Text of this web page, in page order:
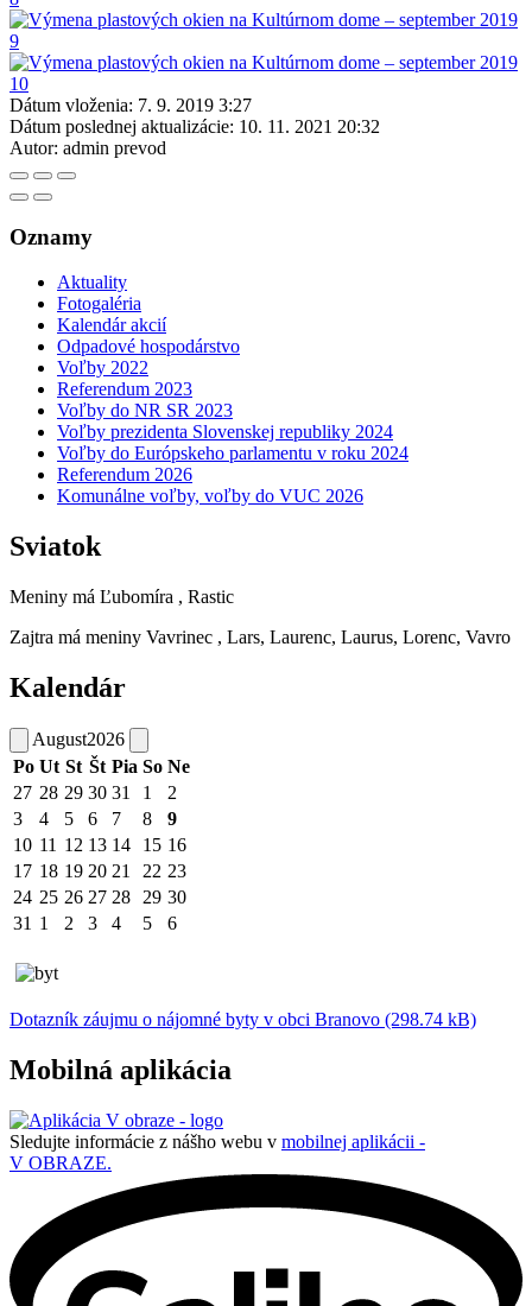
Dátum vloženia: 7. 9. 2019 3:27
Dátum poslednej aktualizácie: 10. 11. 2021 20:32
Autor: admin prevod
Oznamy
Aktuality
Fotogaléria
Kalendár akcií
Odpadové hospodárstvo
Voľby 2022
Referendum 2023
Voľby do NR SR 2023
Voľby prezidenta Slovenskej republiky 2024
Voľby do Európskeho parlamentu v roku 2024
Referendum 2026
Komunálne voľby, voľby do VUC 2026
Sviatok
Meniny má Ľubomíra , Rastic
Zajtra má meniny Vavrinec , Lars, Laurenc, Laurus, Lorenc, Vavro
Kalendár
August2026
Po Ut St Št Pia So Ne
27 28 29 30 31 1
2
3
4 5 6 7 8
9
10 11 12 13 14 15 16
17 18 19 20 21 22 23
24 25 26 27 28 29 30
31 1 2 3 4 5 6
Dotazník záujmu o nájomné byty v obci Branovo (298.74 kB)
Mobilná aplikácia
Sledujte informácie z nášho webu v mobilnej aplikácii -
V OBRAZE.